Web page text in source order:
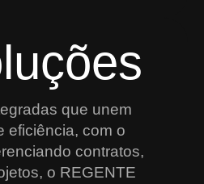
que unem
eficiência, com o
contratos,
o REGENTE